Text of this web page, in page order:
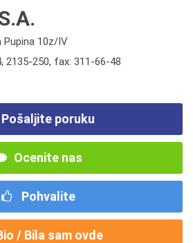
Pupina 10z/IV
, 2135-250, fax: 311-66-48
Pošaljite poruku
Ocenite nas
Pohvalite
/ Bila sam ovde